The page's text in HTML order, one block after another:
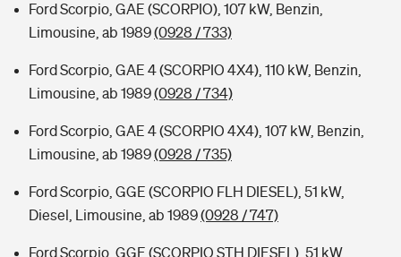
Ford Scorpio, GAE (SCORPIO), 107 kW, Benzin,
Limousine, ab 1989(0928 / 733)
Ford Scorpio, GAE 4 (SCORPIO 4X4), 110 kW, Benzin,
Limousine, ab 1989(0928 / 734)
Ford Scorpio, GAE 4 (SCORPIO 4X4), 107 kW, Benzin,
Limousine, ab 1989(0928 / 735)
Ford Scorpio, GGE (SCORPIO FLH DIESEL), 51 kW,
Diesel, Limousine, ab 1989(0928 / 747)
Ford Scorpio, GGE (SCORPIO STH DIESEL), 51 kW,